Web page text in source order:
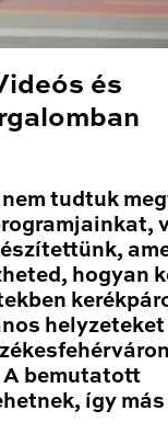
és
tudtuk
hogyan
bemutatott
így más